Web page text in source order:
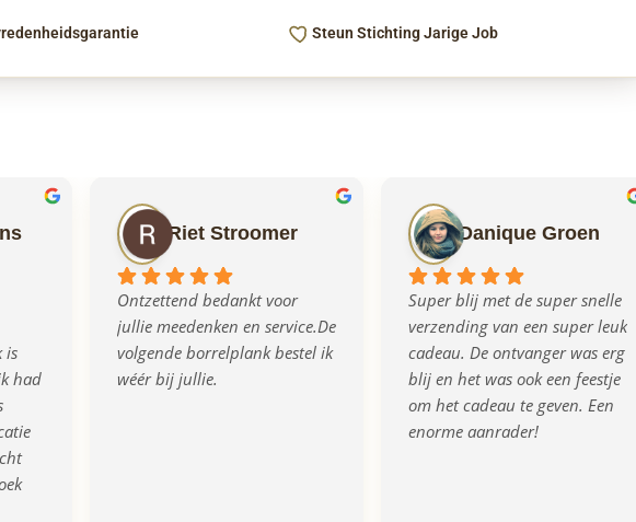
Steun Stichting Jarige Job
is
had
Riet Stroomer
Ontzettend bedankt voor
jullie meedenken en service.De
volgende borrelplank bestel ik
wéér bij jullie.
Danique Groen
Super blij met de super snelle
verzending van een super leuk
cadeau. De ontvanger was erg
blij en het was ook een feestje
om het cadeau te geven. Een
enorme aanrader!